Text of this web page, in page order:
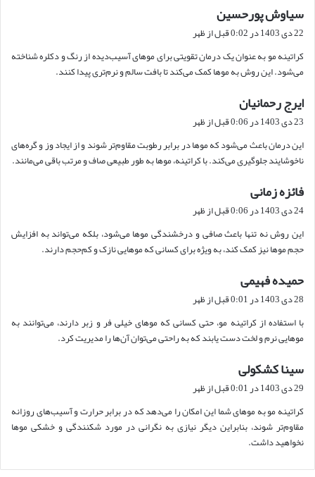
سیاوش پورحسینف
ت
:
22 دی 1403 در 0:02 قبل از ظهر
کراتینه مو به عنوان یک درمان تقویتی برای موهای آسیب‌دیده از رنگ و دکلره شناخته
می‌شود. این روش به موها کمک می‌کند تا بافت سالم و نرم‌تری پیدا کنند.
ایرج رحمانیانف
:
23 دی 1403 در 0:06 قبل از ظهر
این درمان باعث می‌شود که موها در برابر رطوبت مقاوم‌تر شوند و از ایجاد وز و گره‌های
ناخوشایند جلوگیری می‌کند. با کراتینه، موها به طور طبیعی صاف و مرتب باقی می‌مانند.
فائزه زمانیف
ت
:
24 دی 1403 در 0:06 قبل از ظهر
این روش نه تنها باعث صافی و درخشندگی موها می‌شود، بلکه می‌تواند به افزایش
حجم موها نیز کمک کند، به ویژه برای کسانی که موهایی نازک و کم‌حجم دارند.
حمیده فهیمیف
:
28 دی 1403 در 0:01 قبل از ظهر
با استفاده از کراتینه مو، حتی کسانی که موهای خیلی فر و زبر دارند، می‌توانند به
موهایی نرم و لخت دست یابند که به راحتی می‌توان آن‌ها را مدیریت کرد.
سینا کشکولیف
:
29 دی 1403 در 0:01 قبل از ظهر
کراتینه مو به موهای شما این امکان را می‌دهد که در برابر حرارت و آسیب‌های روزانه
مقاوم‌تر شوند، بنابراین دیگر نیازی به نگرانی در مورد شکنندگی و خشکی موها
نخواهید داشت.